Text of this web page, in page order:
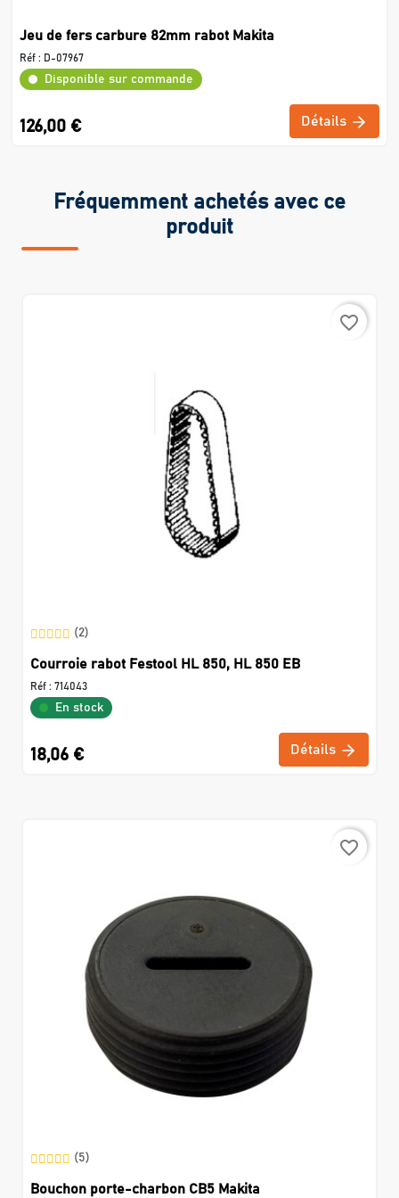
Jeu de fers carbure 82mm rabot Makita
Réf : D-07967
Disponible sur commande
126,00 € Détails
Fréquemment achetés avec ce
produit
favorite_border
(2)
Courroie rabot Festool HL 850, HL 850 EB
Réf : 714043
En stock
18,06 € Détails
favorite_border
(5)
Bouchon porte-charbon CB5 Makita